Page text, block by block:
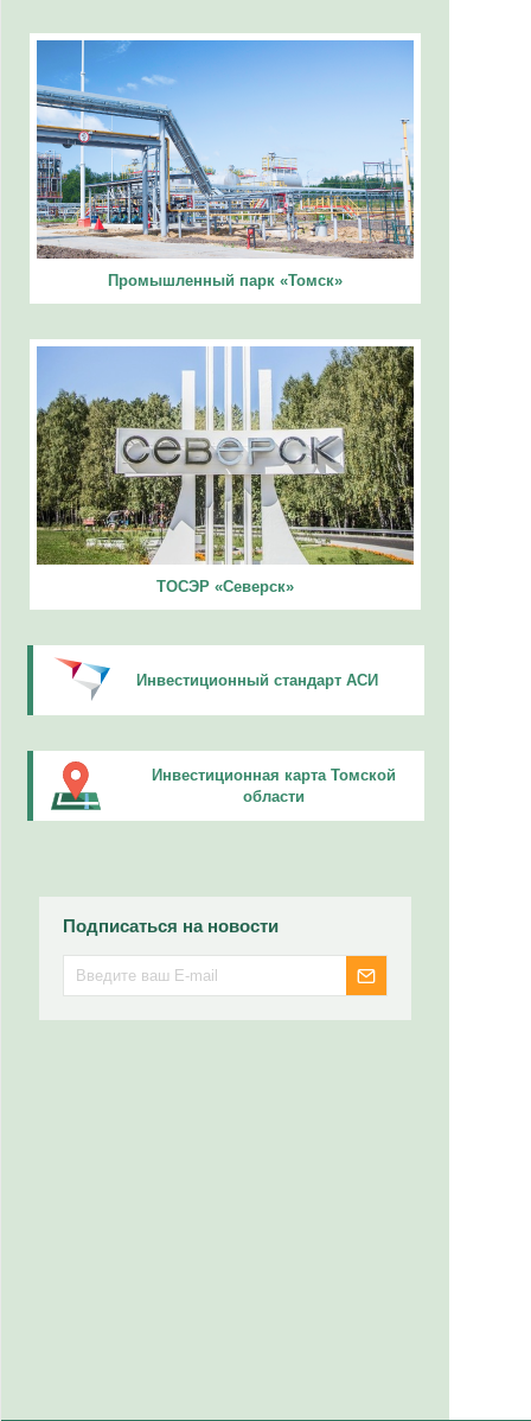
Промышленный парк «Томск»
ТОСЭР «Северск»
Инвестиционный стандарт АСИ
Инвестиционная карта Томской
области
Подписаться на новости